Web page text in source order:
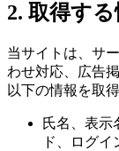
2. 取得す
当サイトは、サ
わせ対応、広告
以下の情報を取
氏名、表示
ド、ログ